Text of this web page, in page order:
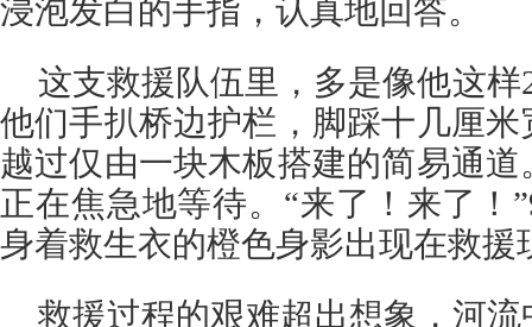
浸泡发白的手指，认真地回答。
这支救援队伍里，多是像他这
他们手扒桥边护栏，脚踩十几厘
越过仅由一块木板搭建的简易通
正在焦急地等待。“来了！来了！
身着救生衣的橙色身影出现在救援
救援过程的艰难超出想象，河